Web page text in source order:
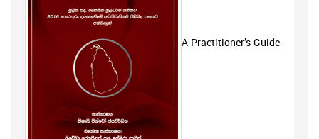
A-Practitioner’s-Guide-